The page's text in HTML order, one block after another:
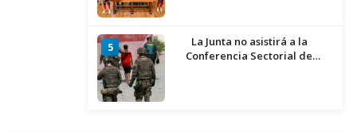
5
La Junta no asistirá a la
Conferencia Sectorial de